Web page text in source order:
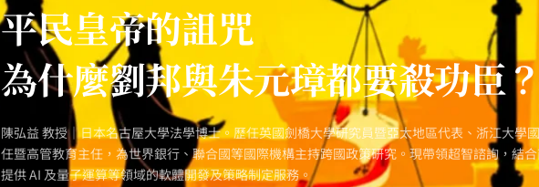
平民皇帝的詛咒
為什麼劉邦與朱元璋都要殺功臣？
陳弘益 教授｜日本名古屋大學法學博士。歷任英國劍橋大學研究員暨亞太地區代表、浙江大學
任暨高管教育主任，為世界銀行、聯合國等國際機構主持跨國政策研究。現帶領超智諮詢，結
提供 AI 及量子運算等領域的軟體開發及策略制定服務。